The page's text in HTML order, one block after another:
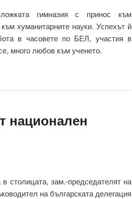
гимназия с принос към
хуманитарните науки. Успехът й
в часовете по БЕЛ, участия в
много любов към ученето.
национален
столицата, зам.-председателят на
на българската делегация